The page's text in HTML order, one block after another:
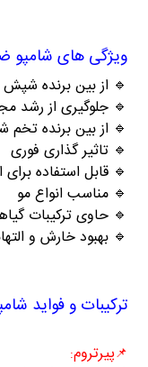
ویژگی های شامپو
🔹 از بین برنده شپش
🔹 جلوگیری از رشد
🔹 از بین برنده
🔹 تاثیر گذاری فوری
🔹 قابل استفاده برای
🔹 مناسب انواع مو
🔹 حاوی ترکیبات
🔹 بهبود خارش و
ترکیبات و فواید
📌پیرتروم: